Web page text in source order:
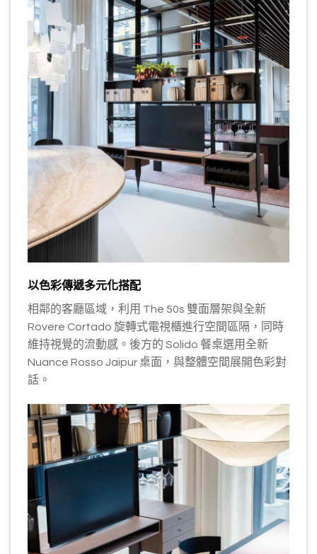
以色彩傳遞多元化搭配
相鄰的客廳區域，利用 The 50s 雙面層架與全新
Rovere Cortado 旋轉式電視櫃進行空間區隔，同時
維持視覺的流動感。後方的 Solido 餐桌選用全新
Nuance Rosso Jaipur 桌面，與整體空間展開色彩對
話。